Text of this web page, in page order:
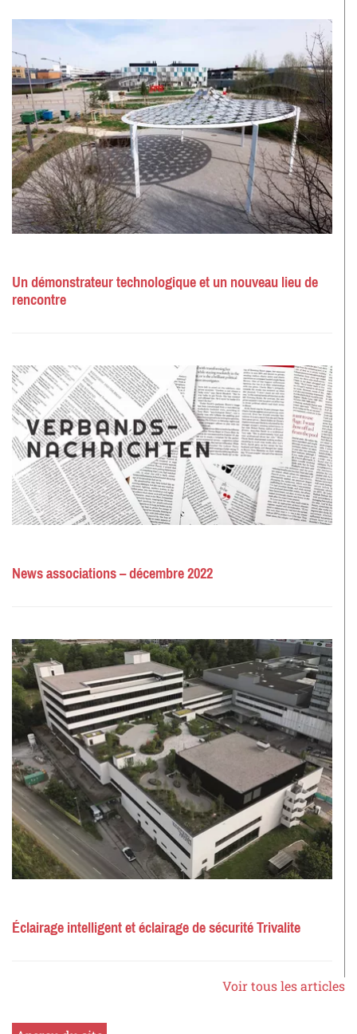
Un démonstrateur technologique et un nouveau lieu de
rencontre
News associations – décembre 2022
Éclairage intelligent et éclairage de sécurité Trivalite
Voir tous les articles